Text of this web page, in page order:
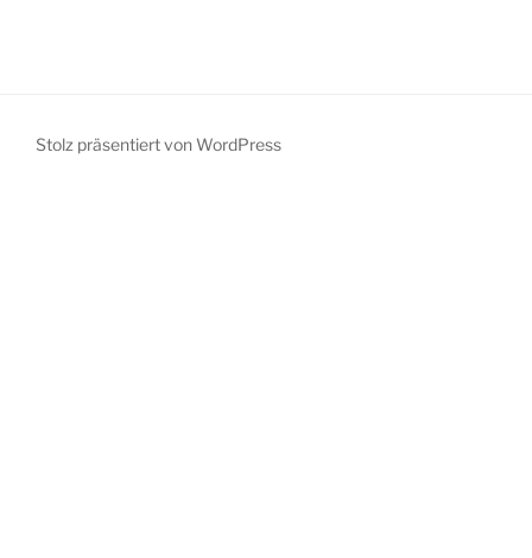
Stolz präsentiert von WordPress